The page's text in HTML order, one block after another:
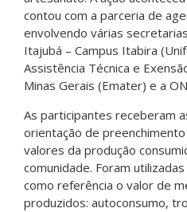
contou com a parceria de
envolvendo várias
Itajubá – Campus Itabira
Assistência Técnica e
Minas Gerais (Emater) e a
As participantes receberam
orientação de
valores da produção
comunidade. Foram
como referência o valor de
produzidos: autoconsumo,